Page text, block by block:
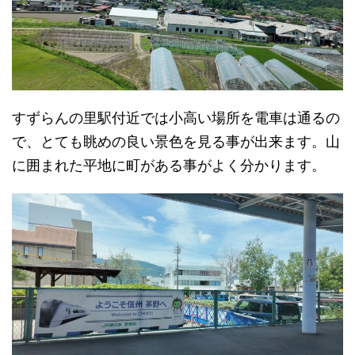
すずらんの里駅付近では小高い場所を電車は通るの
で、とても眺めの良い景色を見る事が出来ます。山
に囲まれた平地に町がある事がよく分かります。